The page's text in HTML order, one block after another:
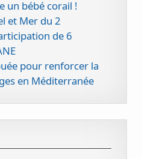
un bébé corail !
et Mer du 2
de 6
pour renforcer la
en Méditerranée